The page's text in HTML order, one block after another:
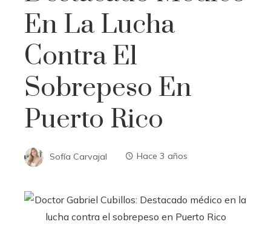
En La Lucha
Contra El
Sobrepeso En
Puerto Rico
Sofía Carvajal Hace 3 años